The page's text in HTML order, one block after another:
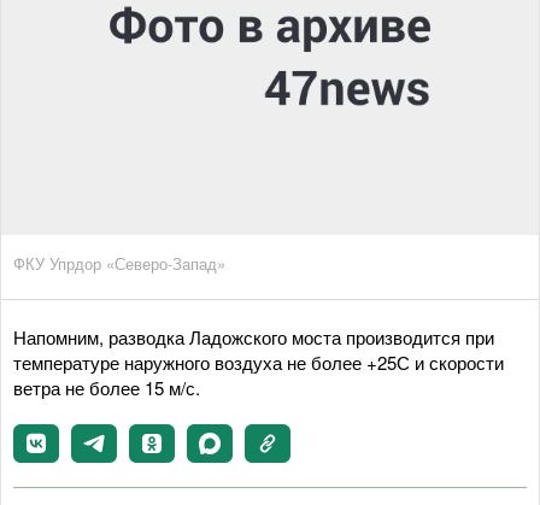
ФКУ Упрдор «Северо-Запад»
Напомним, разводка Ладожского моста производится при
температуре наружного воздуха не более +25С и скорости
ветра не более 15 м/с.